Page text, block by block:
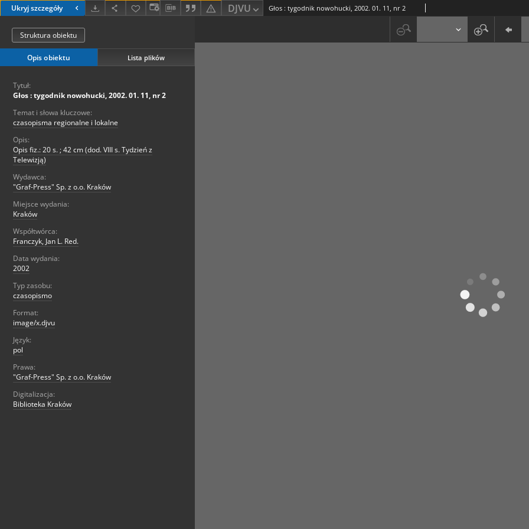
Ukryj szczegóły DJVU Głos : tygodnik nowohucki, 2002. 01. 11, nr 2
Struktura obiektu
Opis obiektu Lista plików
Tytuł:
Głos : tygodnik nowohucki, 2002. 01. 11, nr 2
Temat i słowa kluczowe:
czasopisma regionalne i lokalne
Opis:
Opis fiz.: 20 s. ; 42 cm (dod. VIII s. Tydzień z
Telewizją)
Wydawca:
"Graf-Press" Sp. z o.o. Kraków
Miejsce wydania:
Kraków
Współtwórca:
Franczyk, Jan L. Red.
Data wydania:
2002
Typ zasobu:
czasopismo
Format:
image/x.djvu
Język:
pol
Prawa:
"Graf-Press" Sp. z o.o. Kraków
Digitalizacja:
Biblioteka Kraków